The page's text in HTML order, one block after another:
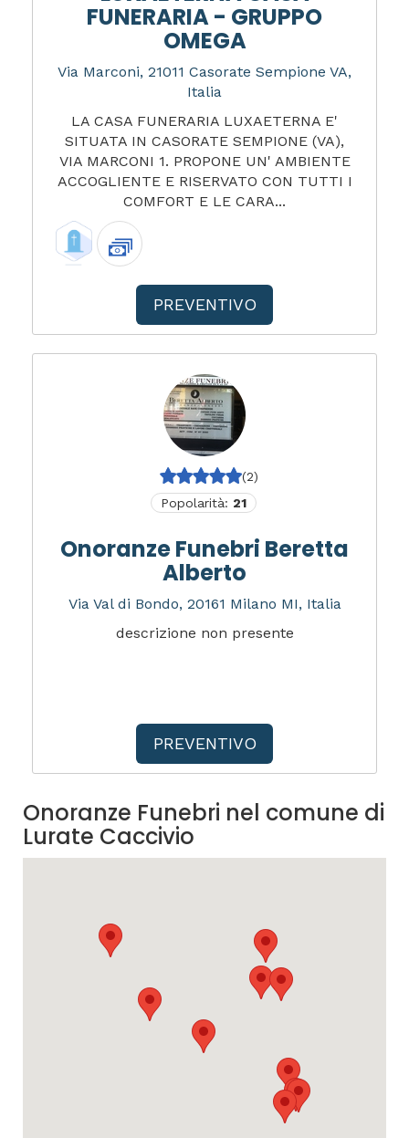
FUNERARIA - GRUPPO
OMEGA
Via Marconi, 21011 Casorate Sempione VA,
Italia
LA CASA FUNERARIA LUXAETERNA E'
SITUATA IN CASORATE SEMPIONE (VA),
VIA MARCONI 1. PROPONE UN' AMBIENTE
ACCOGLIENTE E RISERVATO CON TUTTI I
COMFORT E LE CARA...
PREVENTIVO
(2)
Popolarità: 21
Onoranze Funebri Beretta
Alberto
Via Val di Bondo, 20161 Milano MI, Italia
descrizione non presente
PREVENTIVO
Onoranze Funebri nel comune di
Lurate Caccivio